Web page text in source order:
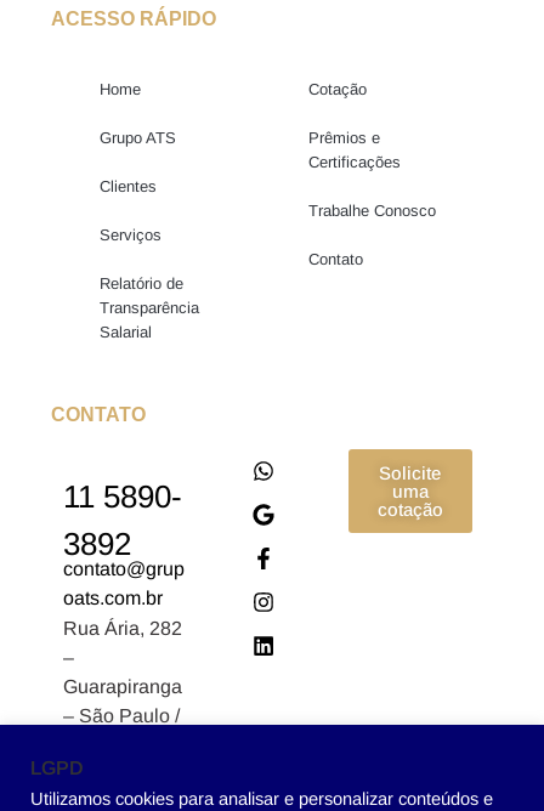
ACESSO RÁPIDO
Home
Grupo ATS
Clientes
Serviços
Relatório de
Transparência
Salarial
Cotação
Prêmios e
Certificações
Trabalhe Conosco
Contato
CONTATO
11 5890-
3892
contato@grup
oats.com.br
Rua Ária, 282
–
Guarapiranga
– São Paulo /
04902-170
Solicite
uma
cotação
LGPD
Utilizamos cookies para analisar e personalizar conteúdos e